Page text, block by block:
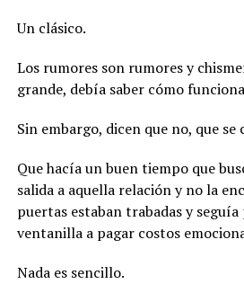
Un clásico.
Los rumores son rumores y
grande, debía saber cómo
Sin embargo, dicen que no, que se
Que hacía un buen tiempo que
salida a aquella relación y no la
puertas estaban trabadas y
ventanilla a pagar costos
Nada es sencillo.